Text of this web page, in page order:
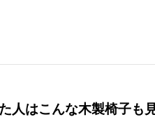
人はこんな木製椅子も